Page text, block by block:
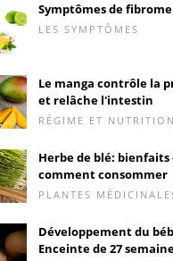
Symptômes de fibrome
LES SYMPTÔMES
Le manga contrôle la
et relâche l'intestin
RÉGIME ET NUTRITION
Herbe de blé: bienfaits
comment consommer
PLANTES
Développement du
Enceinte de 27